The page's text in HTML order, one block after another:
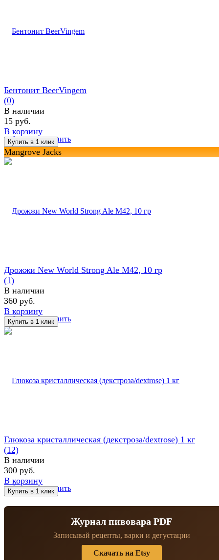
избранное сравнить
Бентонит BeerVingem
(0)
В наличии
15 руб.
В корзину
Mangrove Jacks
избранное сравнить
Дрожжи New World Strong Ale M42, 10 гр
(1)
В наличии
360 руб.
В корзину
избранное сравнить
Глюкоза кристаллическая (декстроза/dextrose) 1 кг
(12)
В наличии
300 руб.
В корзину
Журнал пивовара PDF
Записывай рецепты, варки и дегустации
Скачать на Etsy